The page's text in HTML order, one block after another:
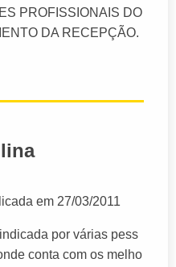
PROFISSIONAIS DO
DA RECEPÇÃO.
em 27/03/2011
por várias pess
conta com os melho